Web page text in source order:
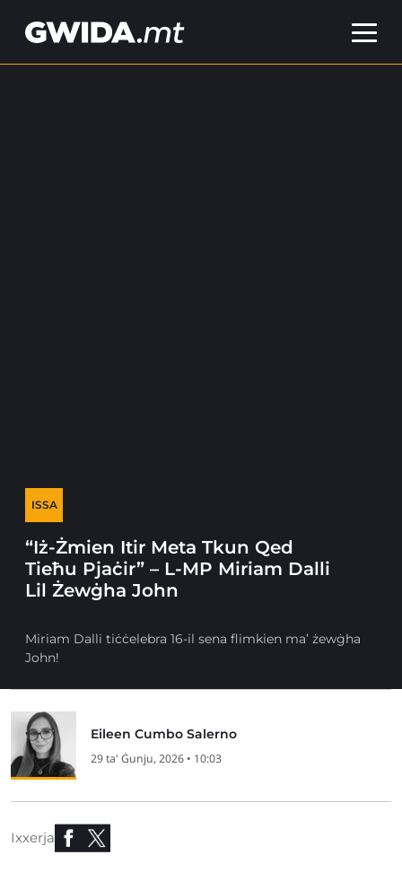
ISSA
“Iż-Żmien Itir Meta Tkun Qed
Tieħu Pjaċir” – L-MP Miriam Dalli
Lil Żewġha John
Miriam Dalli tiċċelebra 16-il sena flimkien ma’ żewġha
John!
Eileen Cumbo Salerno
29 ta' Ġunju, 2026 • 10:03
Ixxerja